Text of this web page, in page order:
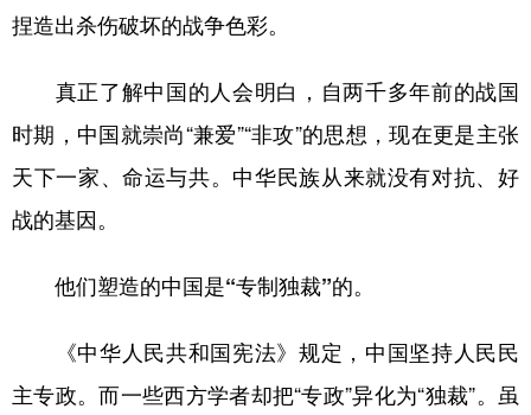
捏造出杀伤破坏的战争色彩。
真正了解中国的人会明白，自两千多年前的战国
时期，中国就崇尚“兼爱”“非攻”的思想，现在更是主张
天下一家、命运与共。中华民族从来就没有对抗、好
战的基因。
他们塑造的中国是“专制独裁”的。
《中华人民共和国宪法》规定，中国坚持人民民
主专政。而一些西方学者却把“专政”异化为“独裁”。虽